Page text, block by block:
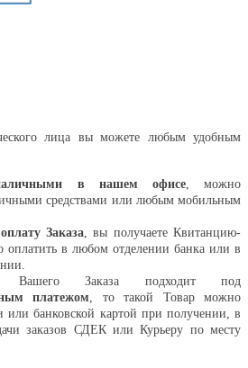
лица вы можете любым удобным
в нашем офисе, можно
средствами или любым мобильным
Заказа , вы получаете Квитанцию-
оплатить в любом отделении банка или в
Вашего Заказа подходит под
платежом , то такой Товар можно
или банковской картой при получении, в
заказов СДЕК или Курьеру по месту